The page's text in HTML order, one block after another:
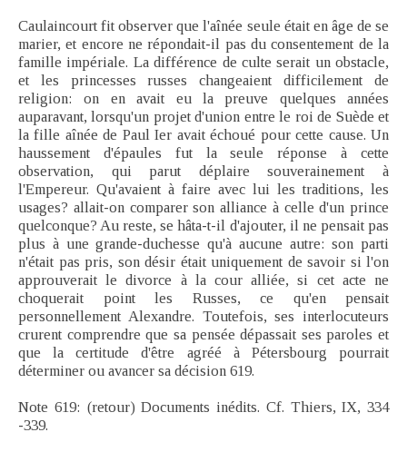
Caulaincourt fit observer que l'aînée seule était en âge de se
marier, et encore ne répondait-il pas du consentement de la
famille impériale. La différence de culte serait un obstacle,
et les princesses russes changeaient difficilement de
religion: on en avait eu la preuve quelques années
auparavant, lorsqu'un projet d'union entre le roi de Suède et
la fille aînée de Paul Ier avait échoué pour cette cause. Un
haussement d'épaules fut la seule réponse à cette
observation, qui parut déplaire souverainement à
l'Empereur. Qu'avaient à faire avec lui les traditions, les
usages? allait-on comparer son alliance à celle d'un prince
quelconque? Au reste, se hâta-t-il d'ajouter, il ne pensait pas
plus à une grande-duchesse qu'à aucune autre: son parti
n'était pas pris, son désir était uniquement de savoir si l'on
approuverait le divorce à la cour alliée, si cet acte ne
choquerait point les Russes, ce qu'en pensait
personnellement Alexandre. Toutefois, ses interlocuteurs
crurent comprendre que sa pensée dépassait ses paroles et
que la certitude d'être agréé à Pétersbourg pourrait
déterminer ou avancer sa décision 619.
Note 619: (retour) Documents inédits. Cf. Thiers, IX, 334
-339.